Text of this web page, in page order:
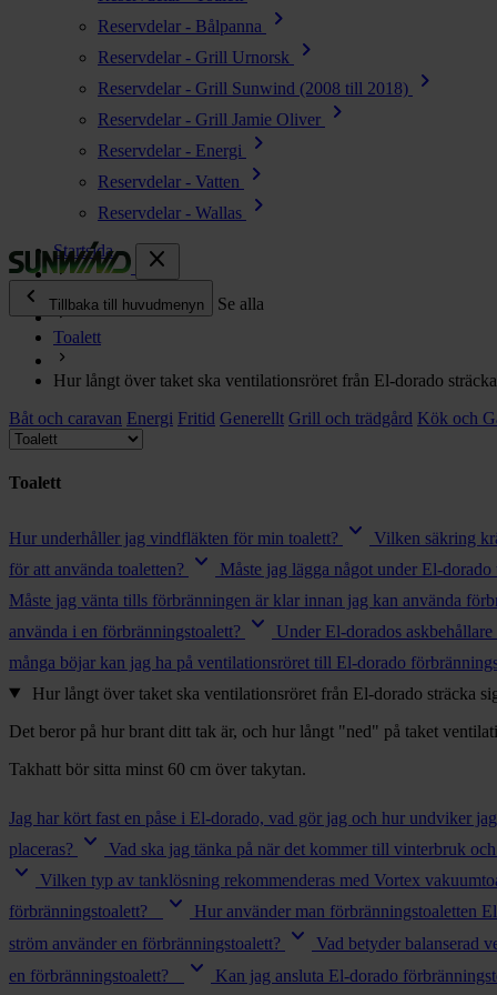
Reservdelar - Bålpanna chevron_right
Reservdelar - Grill Urnorsk chevron_right
Reservdelar - Grill Sunwind (2008 till 2018) chevron_right
Reservdelar - Grill Jamie Oliver chevron_right
Reservdelar - Energi chevron_right
Reservdelar - Vatten chevron_right
Reservdelar - Wallas
chevron_right
close
chevron_left
Tillbaka till huvudmenyn Se alla
Energi
chevron_right
Värme chevron_right
Grill & Fritid chevron_right
Lacanche
Reservdelar chevron_right
Startsida
Toalett
Hur långt över taket ska ventilationsröret från El-dorado
Båt och caravan Energi Fritid Generellt Grill och trädgård Kök och
Toalett
Hur underhåller jag vindfläkten för min toalett? keyboard_arrow_down Vilken säkring
för att använda toaletten? keyboard_arrow_down Måste jag lägga något under El-
Måste jag vänta tills förbränningen är klar innan jag kan använda
använda i en förbränningstoalett? keyboard_arrow_down Under El-dorados
många böjar kan jag ha på ventilationsröret till El-dorado
Hur långt över taket ska ventilationsröret från El-dorado sträcka
Det beror på hur brant ditt tak är, och hur långt "ned" på taket
Takhatt bör sitta minst 60 cm över takytan.
Jag har kört fast en påse i El-dorado, vad gör jag och hur undviker
placeras? keyboard_arrow_down Vad ska jag tänka på när det kommer till vinterbruk
keyboard_arrow_down Vilken typ av tanklösning rekommenderas med Vortex
förbränningstoalett?
keyboard_arrow_down Hur använder man förbränningstoaletten
ström använder en förbränningstoalett? keyboard_arrow_down Vad betyder balanserad
en förbränningstoalett?
keyboard_arrow_down Kan jag ansluta El-dorado